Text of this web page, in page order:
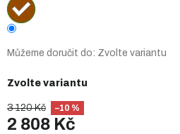
3 120 Kč –10 %
2 808 Kč
Zvolte variantu
Můžeme doručit do: Zvolte variantu